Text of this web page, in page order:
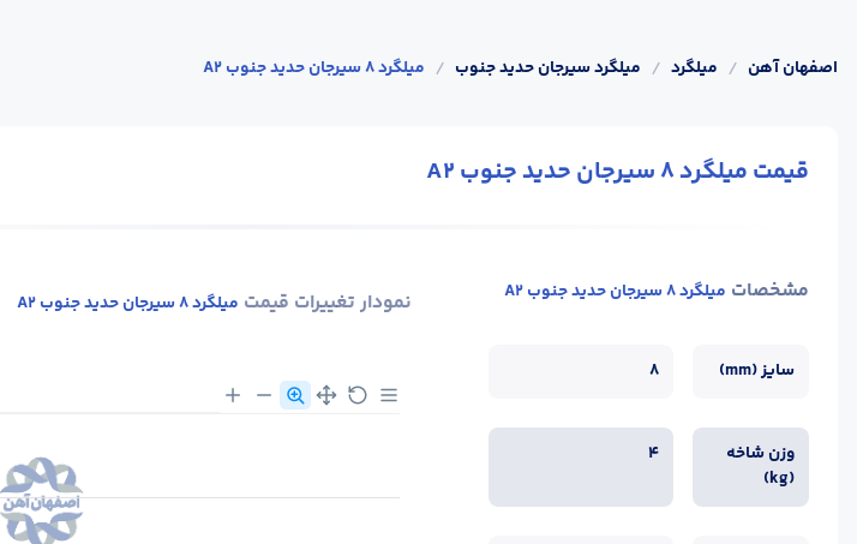
اصفهان آهن / میلگرد / میلگرد سیرجان حدید جنوب / میلگرد 8 سیرجان حدید جنوب A2
قیمت میلگرد 8 سیرجان حدید جنوب A2
مشخصات میلگرد 8 سیرجان حدید جنوب A2
سایز (mm) 8
وزن شاخه
(kg)
4
نمودار تغییرات قیمت میلگرد 8 سیرجان حدید جنوب A2